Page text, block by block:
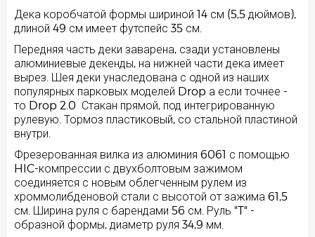
Дека коробчатой формы шириной 14 см (5,5 дюймов),
длиной 49 см имеет футспейс 35 см.
Передняя часть деки заварена, сзади установлены
алюминиевые декенды, на нижней части дека имеет
вырез. Шея деки унаследована с одной из наших
популярных парковых моделей Drop а если точнее -
то Drop 2.0 Стакан прямой, под интегрированную
рулевую. Тормоз пластиковый, со стальной пластиной
внутри.
Фрезерованная вилка из алюминия 6061 с помощью
HIC-компрессии с двухболтовым зажимом
соединяется с новым облегченным рулем из
хроммолибденовой стали с высотой от зажима 61,5
см. Ширина руля с барендами 56 см. Руль "T" -
образной формы, диаметр руля 34,9 мм.